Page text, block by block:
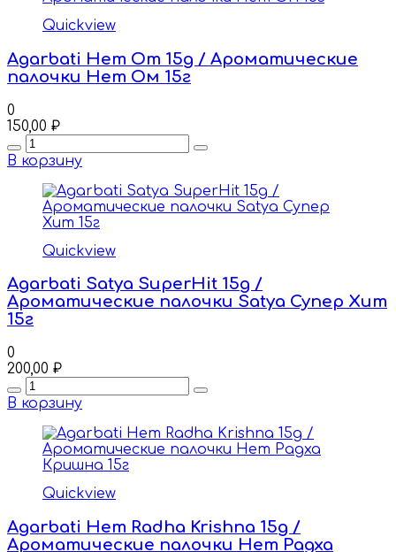
Quickview
Agarbati Hem Om 15g / Ароматические
палочки Hem Ом 15г
0
150,00 ₽
Quantity
В корзину
Quickview
Agarbati Satya SuperHit 15g /
Ароматические палочки Satya Супер Хит
15г
0
200,00 ₽
Quantity
В корзину
Quickview
Agarbati Hem Radha Krishna 15g /
Ароматические палочки Hem Радха